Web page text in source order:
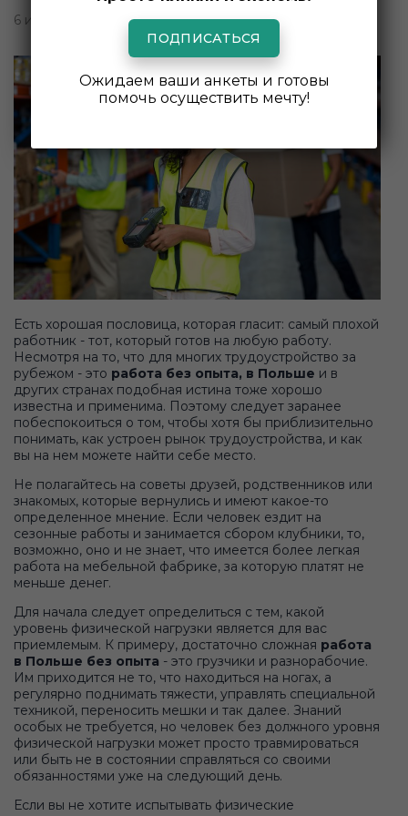
6 июля 2020
Есть хорошая пословица, которая гласит: самый плохой
работник - тот, который готов на любую работу.
Несмотря на то, что для многих трудоустройство за
рубежом - это работа без опыта, в Польше и в
других странах подобная истина тоже хорошо
известна и применима. Поэтому следует заранее
побеспокоиться о том, чтобы хотя бы приблизительно
понимать, как устроен рынок трудоустройства, и как
вы на нем можете найти себе место.
Не полагайтесь на советы друзей, родственников или
знакомых, которые вернулись и имеют какое-то
определенное мнение. Если человек ездит на
сезонные работы и занимается сбором клубники, то,
возможно, оно и не знает, что имеется более легкая
работа на мебельной фабрике, за которую платят не
меньше денег.
Для начала следует определиться с тем, какой
уровень физической нагрузки является для вас
приемлемым. К примеру, достаточно сложная работа
в Польше без опыта - это грузчики и разнорабочие.
Им приходится не то, что находиться на ногах, а
регулярно поднимать тяжести, управлять специальной
техникой, переносить мешки и так далее. Знаний
особых не требуется, но человек без должного уровня
физической нагрузки может просто травмироваться
или быть не в состоянии справляться со своими
обязанностями уже на следующий день.
Если вы не хотите испытывать физические
ПОДПИСАТЬСЯ
Ожидаем ваши анкеты и готовы
помочь осуществить мечту!